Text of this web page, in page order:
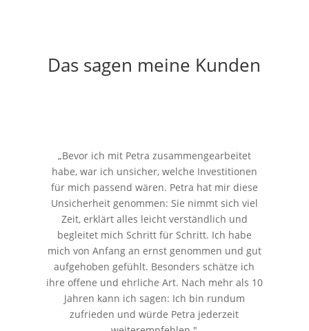
Das sagen meine Kunden
„Bevor ich mit Petra zusammengearbeitet
habe, war ich unsicher, welche Investitionen
für mich passend wären. Petra hat mir diese
Unsicherheit genommen: Sie nimmt sich viel
Zeit, erklärt alles leicht verständlich und
begleitet mich Schritt für Schritt. Ich habe
mich von Anfang an ernst genommen und gut
aufgehoben gefühlt. Besonders schätze ich
ihre offene und ehrliche Art. Nach mehr als 10
Jahren kann ich sagen: Ich bin rundum
zufrieden und würde Petra jederzeit